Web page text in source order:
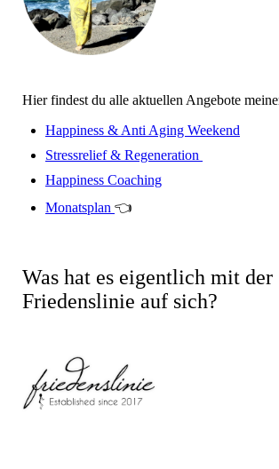
Hier findest du alle aktuellen Angebote
Happiness & Anti Aging Weekend
Stressrelief & Regeneration
Happiness Coaching
Monatsplan 👈
Was hat es eigentlich mit der
Friedenslinie auf sich?